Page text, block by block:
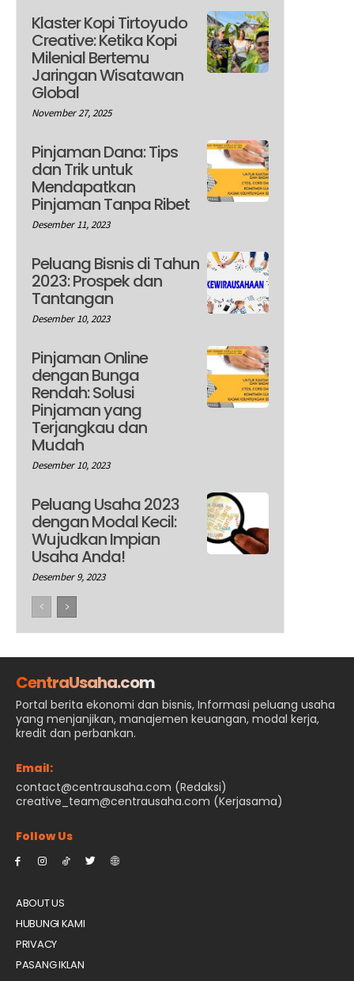
Klaster Kopi Tirtoyudo
Creative: Ketika Kopi
Milenial Bertemu
Jaringan Wisatawan
Global
November 27, 2025
Pinjaman Dana: Tips
dan Trik untuk
Mendapatkan
Pinjaman Tanpa Ribet
Desember 11, 2023
Peluang Bisnis di Tahun
2023: Prospek dan
Tantangan
Desember 10, 2023
Pinjaman Online
dengan Bunga
Rendah: Solusi
Pinjaman yang
Terjangkau dan
Mudah
Desember 10, 2023
Peluang Usaha 2023
dengan Modal Kecil:
Wujudkan Impian
Usaha Anda!
Desember 9, 2023
CentraUsaha.com
Portal berita ekonomi dan bisnis, Informasi peluang usaha
yang menjanjikan, manajemen keuangan, modal kerja,
kredit dan perbankan.
Email:
contact@centrausaha.com (Redaksi)
creative_team@centrausaha.com (Kerjasama)
Follow Us
ABOUT US
HUBUNGI KAMI
PRIVACY
PASANG IKLAN